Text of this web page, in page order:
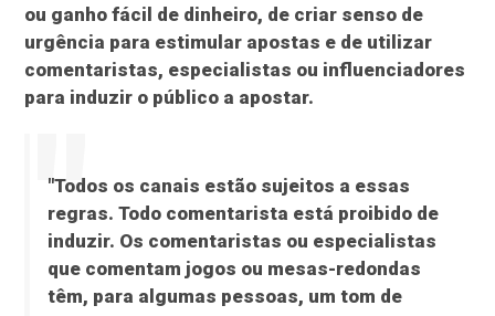
ou ganho fácil de dinheiro, de criar senso de
urgência para estimular apostas e de utilizar
comentaristas, especialistas ou influenciadores
para induzir o público a apostar.
"Todos os canais estão sujeitos a essas
regras. Todo comentarista está proibido de
induzir. Os comentaristas ou especialistas
que comentam jogos ou mesas-redondas
têm, para algumas pessoas, um tom de